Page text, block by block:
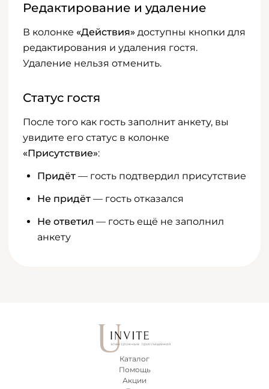
Редактирование и удаление
В колонке «Действия» доступны кнопки для
редактирования и удаления гостя.
Удаление нельзя отменить.
Статус гостя
После того как гость заполнит анкету, вы
увидите его статус в колонке
«Присутствие»:
Придёт — гость подтвердил присутствие
Не придёт — гость отказался
Не ответил — гость ещё не заполнил
анкету
Каталог
Помощь
Акции